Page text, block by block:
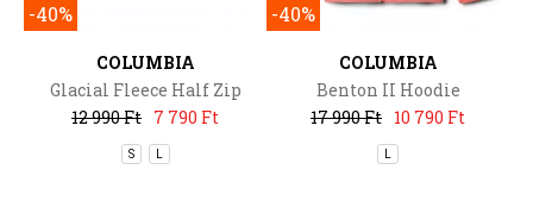
-40%
COLUMBIA
Glacial Fleece Half Zip
12 990 Ft 7 790 Ft
S
-40%
COLUMBIA
Benton II Hoodie
17 990 Ft 10 790 Ft